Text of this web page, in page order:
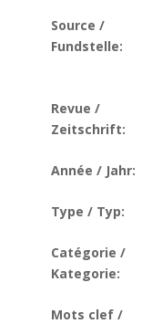
Source /
Fundstelle:
Revue /
Zeitschrift:
Année / Jahr:
Type / Typ:
Catégorie /
Kategorie:
Mots clef /